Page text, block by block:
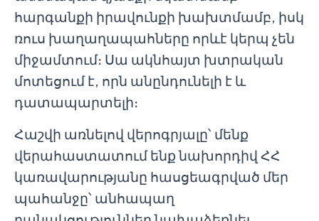
հարգանքի իրավունքի խախտմամբ, իսկ
ռուս խաղաղապահները որևէ կերպ չեն
միջամտում։ Սա ակնհայտ խտրական
մոտեցում է, որն անընդունելի է և
դատապարտելի։
Հաշվի առնելով վերոգրյալը՝ մենք
վերահաստատում ենք նախորդիվ ՀՀ
կառավարությանը հասցեագրված մեր
պահանջը՝ անհապաղ